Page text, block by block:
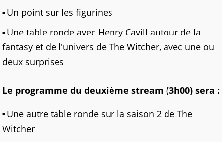
Un point sur les figurines
Une table ronde avec Henry Cavill autour de la
fantasy et de l'univers de The Witcher, avec une ou
deux surprises
Le programme du deuxième stream (3h00) sera :
Une autre table ronde sur la saison 2 de The
Witcher